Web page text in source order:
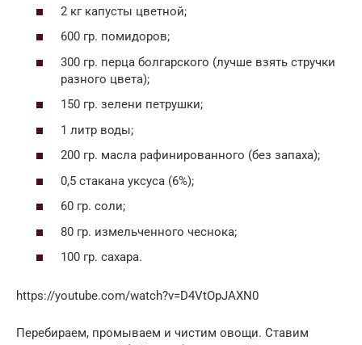
2 кг капусты цветной;
600 гр. помидоров;
300 гр. перца болгарского (лучше взять стручки
разного цвета);
150 гр. зелени петрушки;
1 литр воды;
200 гр. масла рафинированного (без запаха);
0,5 стакана уксуса (6%);
60 гр. соли;
80 гр. измельченного чеснока;
100 гр. сахара.
https://youtube.com/watch?v=D4VtOpJAXN0
Перебираем, промываем и чистим овощи. Ставим